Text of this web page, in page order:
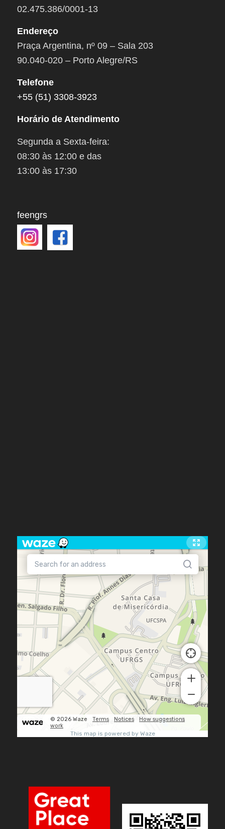
02.475.386/0001-13
Endereço
Praça Argentina, nº 09 – Sala 203
90.040-020 – Porto Alegre/RS
Telefone
+55 (51) 3308-3923
Horário de Atendimento
Segunda a Sexta-feira:
08:30 às 12:00 e das
13:00 às 17:30
feengrs